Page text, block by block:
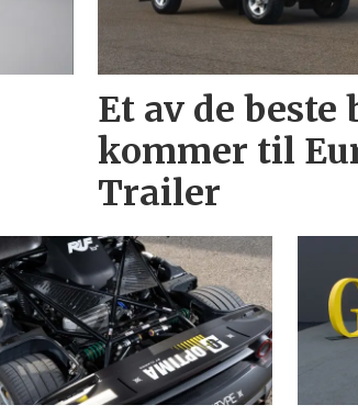
Et av de beste
kommer til
Trailer